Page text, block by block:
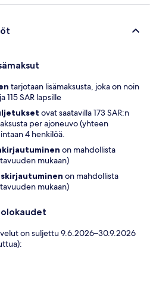
tarjotaan lisämaksusta, joka on noin
115 SAR lapsille
ovat saatavilla 173 SAR:n
per ajoneuvo (yhteen
4 henkilöä.
on mahdollista
mukaan)
on mahdollista
mukaan)
on suljettu 9.6.2026–30.9.2026